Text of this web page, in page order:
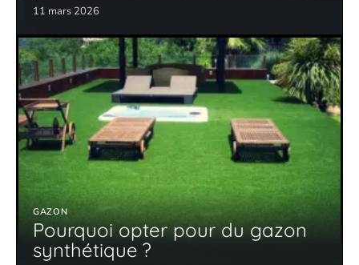
11 mars 2026
GAZON
Pourquoi opter pour du gazon
synthétique ?